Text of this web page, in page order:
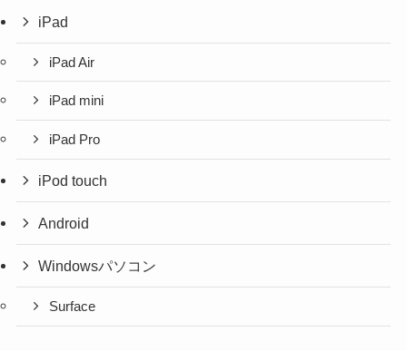
iPad
iPad Air
iPad mini
iPad Pro
iPod touch
Android
Windowsパソコン
Surface